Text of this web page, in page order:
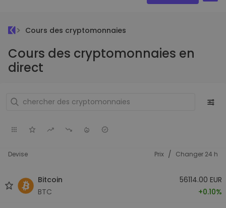
Cours des cryptomonnaies
Cours des cryptomonnaies en
direct
Devise Prix / Changer 24 h
Bitcoin
BTC
56114.00 EUR
+0.10%